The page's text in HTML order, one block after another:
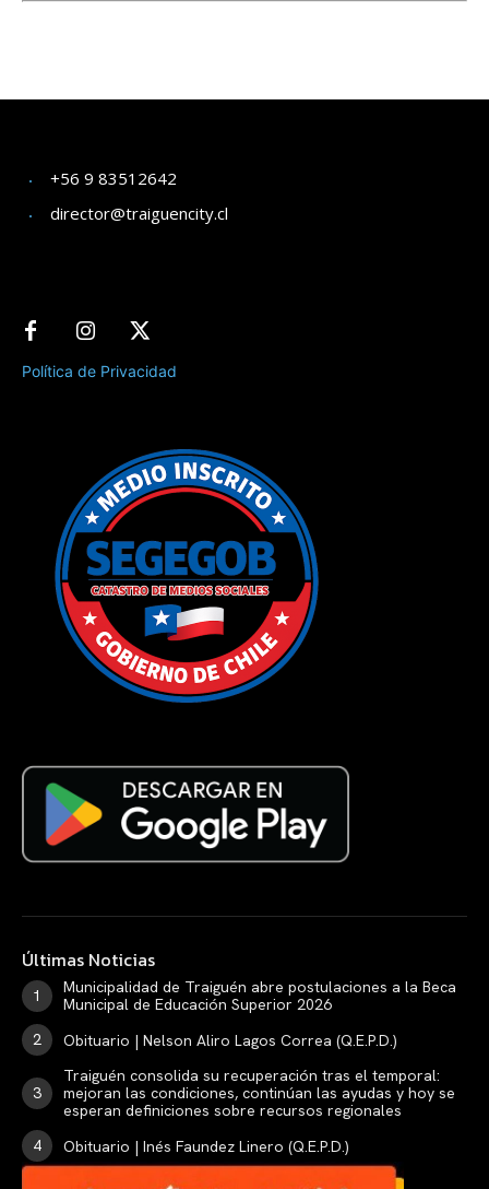
+56 9 83512642
director@traiguencity.cl
Política de Privacidad
Últimas Noticias
Municipalidad de Traiguén abre postulaciones a la Beca
Municipal de Educación Superior 2026
Obituario | Nelson Aliro Lagos Correa (Q.E.P.D.)
Traiguén consolida su recuperación tras el temporal:
mejoran las condiciones, continúan las ayudas y hoy se
esperan definiciones sobre recursos regionales
Obituario | Inés Faundez Linero (Q.E.P.D.)